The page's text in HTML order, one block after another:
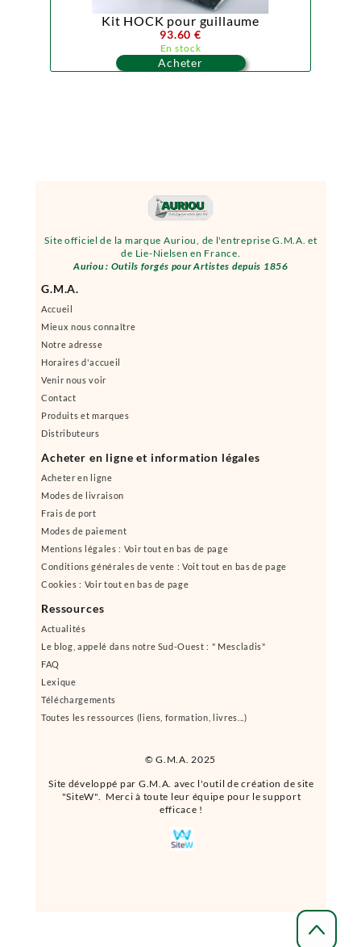
© G.M.A. 2025
Site officiel de la marque Auriou, de l'entreprise G.M.A. et
de Lie-Nielsen en France.
Auriou : Outils forgés pour Artistes depuis 1856
Site développé par G.M.A. avec l'outil de création de site
"SiteW". Merci à toute leur équipe pour le support
efficace !
G.M.A.
Accueil
Mieux nous connaître
Notre adresse
Horaires d'accueil
Venir nous voir
Contact
Produits et marques
Distributeurs
Acheter en ligne et information légales
Acheter en ligne
Modes de livraison
Frais de port
Modes de paiement
Mentions légales : Voir tout en bas de page
Conditions générales de vente : Voit tout en bas de page
Cookies : Voir tout en bas de page
Ressources
Actualités
Le blog, appelé dans notre Sud-Ouest : " Mescladis"
FAQ
Lexique
Téléchargements
Toutes les ressources (liens, formation, livres...)
Kit HOCK pour guillaume
93.60 €
En stock
Acheter